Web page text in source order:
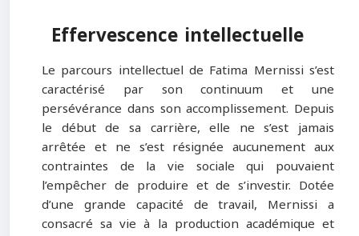
Effervescence intellectuelle
Le parcours intellectuel de Fatima Mernissi s’est
caractérisé par son continuum et une
persévérance dans son accomplissement. Depuis
le début de sa carrière, elle ne s’est jamais
arrêtée et ne s’est résignée aucunement aux
contraintes de la vie sociale qui pouvaient
l’empêcher de produire et de s’investir. Dotée
d’une grande capacité de travail, Mernissi a
consacré sa vie à la production académique et